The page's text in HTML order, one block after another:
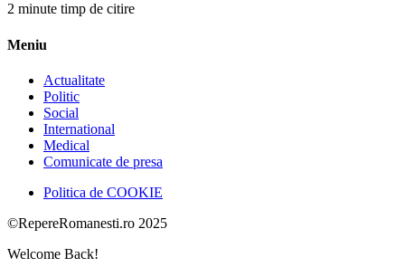
2 minute timp de citire
Meniu
Actualitate
Politic
Social
International
Medical
Comunicate de presa
Politica de COOKIE
©RepereRomanesti.ro 2025
Welcome Back!